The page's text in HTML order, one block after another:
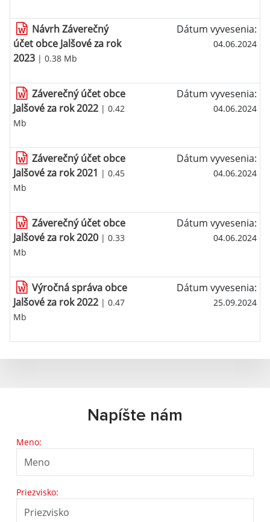
Návrh Záverečný
účet obce Jalšové za rok
2023 | 0.38 Mb
Dátum vyvesenia:
04.06.2024
Záverečný účet obce
Jalšové za rok 2022 | 0.42
Mb
Dátum vyvesenia:
04.06.2024
Záverečný účet obce
Jalšové za rok 2021 | 0.45
Mb
Dátum vyvesenia:
04.06.2024
Záverečný účet obce
Jalšové za rok 2020 | 0.33
Mb
Dátum vyvesenia:
04.06.2024
Výročná správa obce
Jalšové za rok 2022 | 0.47
Mb
Dátum vyvesenia:
25.09.2024
Napíšte nám
Meno:
Priezvisko: